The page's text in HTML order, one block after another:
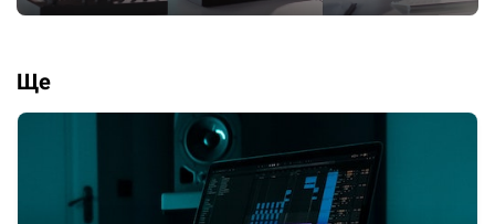
Ще